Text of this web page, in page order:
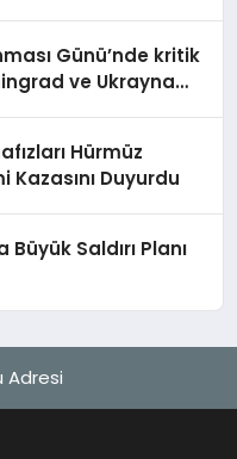
Günü’nde kritik
ve Ukrayna
Hürmüz
Kazasını Duyurdu
Büyük Saldırı Planı
Adresi